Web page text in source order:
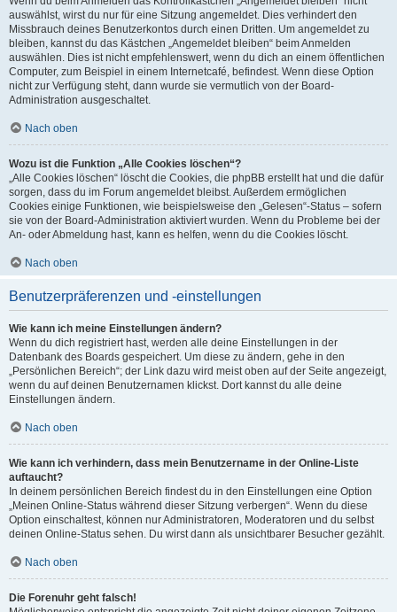
auswählst, wirst du nur für eine Sitzung angemeldet. Dies verhindert den
Missbrauch deines Benutzerkontos durch einen Dritten. Um angemeldet zu
bleiben, kannst du das Kästchen „Angemeldet bleiben“ beim Anmelden
auswählen. Dies ist nicht empfehlenswert, wenn du dich an einem öffentlichen
Computer, zum Beispiel in einem Internetcafé, befindest. Wenn diese Option
nicht zur Verfügung steht, dann wurde sie vermutlich von der Board-
Administration ausgeschaltet.
Nach oben
Wozu ist die Funktion „Alle Cookies löschen“?
„Alle Cookies löschen“ löscht die Cookies, die phpBB erstellt hat und die dafür
sorgen, dass du im Forum angemeldet bleibst. Außerdem ermöglichen
Cookies einige Funktionen, wie beispielsweise den „Gelesen“-Status – sofern
sie von der Board-Administration aktiviert wurden. Wenn du Probleme bei der
An- oder Abmeldung hast, kann es helfen, wenn du die Cookies löscht.
Nach oben
Benutzerpräferenzen und -einstellungen
Wie kann ich meine Einstellungen ändern?
Wenn du dich registriert hast, werden alle deine Einstellungen in der
Datenbank des Boards gespeichert. Um diese zu ändern, gehe in den
„Persönlichen Bereich“; der Link dazu wird meist oben auf der Seite angezeigt,
wenn du auf deinen Benutzernamen klickst. Dort kannst du alle deine
Einstellungen ändern.
Nach oben
Wie kann ich verhindern, dass mein Benutzername in der Online-Liste
auftaucht?
In deinem persönlichen Bereich findest du in den Einstellungen eine Option
„Meinen Online-Status während dieser Sitzung verbergen“. Wenn du diese
Option einschaltest, können nur Administratoren, Moderatoren und du selbst
deinen Online-Status sehen. Du wirst dann als unsichtbarer Besucher gezählt.
Nach oben
Die Forenuhr geht falsch!